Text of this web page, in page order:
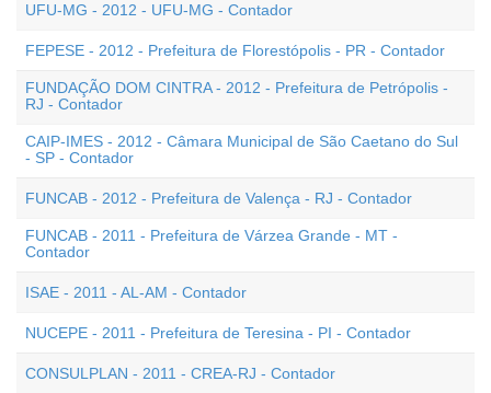
UFU-MG - 2012 - UFU-MG - Contador
FEPESE - 2012 - Prefeitura de Florestópolis - PR - Contador
FUNDAÇÃO DOM CINTRA - 2012 - Prefeitura de Petrópolis -
RJ - Contador
CAIP-IMES - 2012 - Câmara Municipal de São Caetano do Sul
- SP - Contador
FUNCAB - 2012 - Prefeitura de Valença - RJ - Contador
FUNCAB - 2011 - Prefeitura de Várzea Grande - MT -
Contador
ISAE - 2011 - AL-AM - Contador
NUCEPE - 2011 - Prefeitura de Teresina - PI - Contador
CONSULPLAN - 2011 - CREA-RJ - Contador